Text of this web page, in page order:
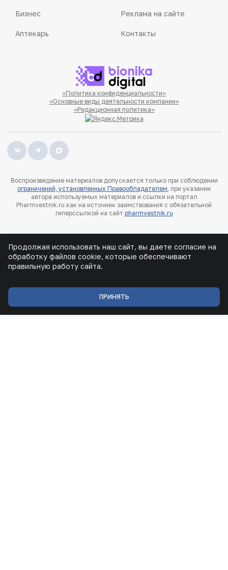
«Политика конфиденциальности»
«Основные виды деятельности компании»
«Редакционная политика»
Бизнес
Аптекарь
Реклама на сайте
Контакты
Воспроизведение материалов допускается только при соблюдении
ограничений, установленных Правообладателем, при указании
автора используемых материалов и ссылки на портал
Pharmvestnik.ru как на источник заимствования с обязательной
гиперссылкой на сайт pharmvestnik.ru
Продолжая использовать наш сайт, вы даете согласие на
обработку файлов cookie, которые обеспечивают
правильную работу сайта.
ПРИНЯТЬ